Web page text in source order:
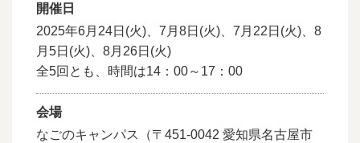
開催日
2025年6月24日(火)、7 月8日(火)、 7 月22日(火)、8
月5日(火)、8月26日(火)
全5回とも、時間は14：00～17：00
会場
なごのキャンパス（〒451-0042 愛知県名古屋市